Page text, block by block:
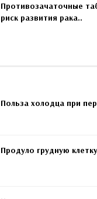
Противозачаточные
риск развития рака..
Польза холодца при
Продуло грудную